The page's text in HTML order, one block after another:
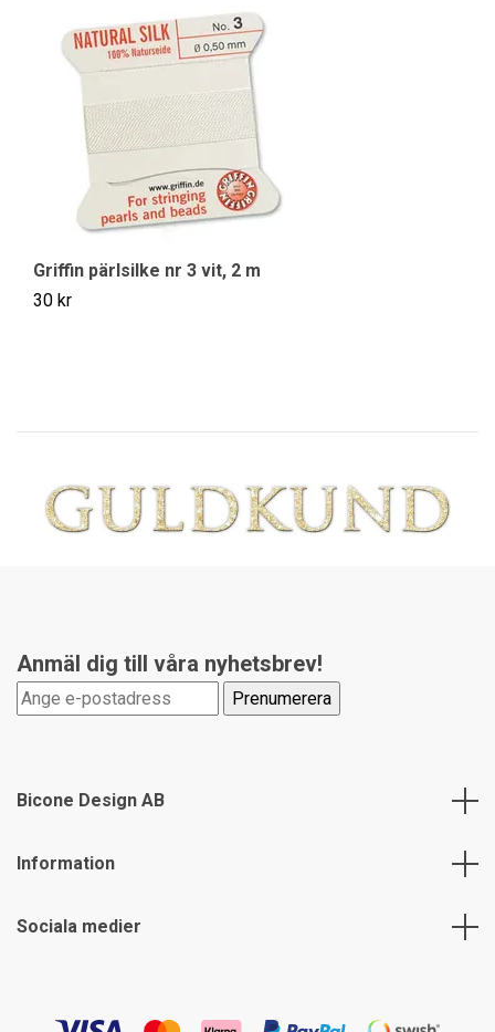
Griffin pärlsilke nr 3 vit, 2 m
30 kr
Anmäl dig till våra nyhetsbrev!
Bicone Design AB
Information
Sociala medier